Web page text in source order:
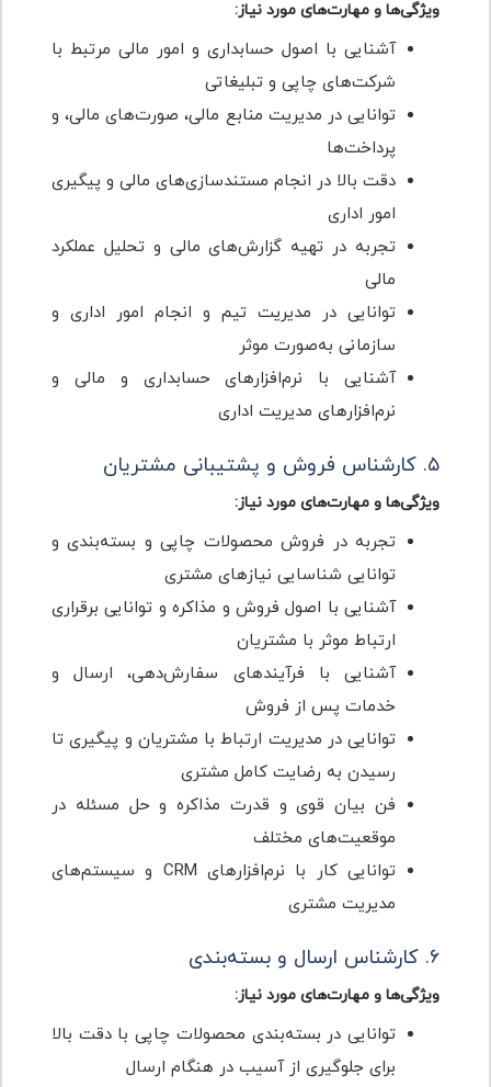
ویژگی‌ها و مهارت‌های مورد نیاز:
آشنایی با اصول حسابداری و امور مالی مرتبط با
شرکت‌های چاپی و تبلیغاتی
توانایی در مدیریت منابع مالی، صورت‌های مالی، و
پرداخت‌ها
دقت بالا در انجام مستندسازی‌های مالی و پیگیری
امور اداری
تجربه در تهیه گزارش‌های مالی و تحلیل عملکرد
مالی
توانایی در مدیریت تیم و انجام امور اداری و
سازمانی به‌صورت موثر
آشنایی با نرم‌افزارهای حسابداری و مالی و
نرم‌افزارهای مدیریت اداری
۵. کارشناس فروش و پشتیبانی مشتریان
ویژگی‌ها و مهارت‌های مورد نیاز:
تجربه در فروش محصولات چاپی و بسته‌بندی و
توانایی شناسایی نیازهای مشتری
آشنایی با اصول فروش و مذاکره و توانایی برقراری
ارتباط موثر با مشتریان
آشنایی با فرآیندهای سفارش‌دهی، ارسال و
خدمات پس از فروش
توانایی در مدیریت ارتباط با مشتریان و پیگیری تا
رسیدن به رضایت کامل مشتری
فن بیان قوی و قدرت مذاکره و حل مسئله در
موقعیت‌های مختلف
توانایی کار با نرم‌افزارهای CRM و سیستم‌های
مدیریت مشتری
۶. کارشناس ارسال و بسته‌بندی
ویژگی‌ها و مهارت‌های مورد نیاز:
توانایی در بسته‌بندی محصولات چاپی با دقت بالا
برای جلوگیری از آسیب در هنگام ارسال